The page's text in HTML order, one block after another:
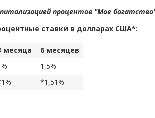
процентов "Мое
ставки в долларах США*:
месяца
6 месяцев
1,5%
*1,51%